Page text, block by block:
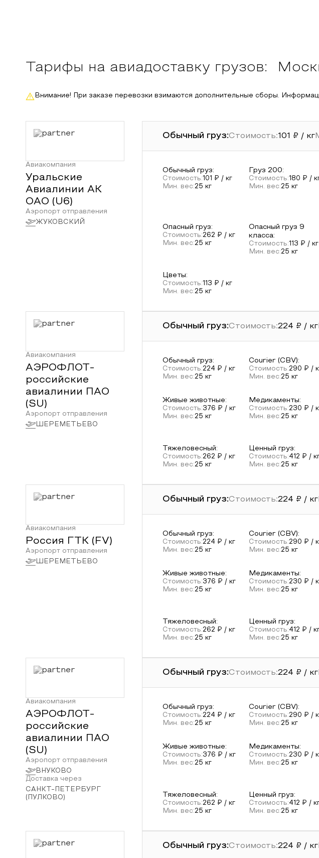
Тарифы на авиадоставку грузов:
Внимание! При заказе перевозки взимаются дополнительные сборы.
Авиакомпания
Уральские
Авиалинии АК
ОАО ( U6)
Аэропорт отправления
ЖУКОВСКИЙ
Обычный груз:Стоимость:101 ₽ / кг
Обычный груз:
Стоимость:101
₽ / кг
Мин. вес:25 кг
Груз 200:
Стоимость:180 ₽ /
Мин. вес:25 кг
Опасный груз:
Стоимость:262 ₽ / кг
Мин. вес:25 кг
Опасный груз 9
класса:
Стоимость:113 ₽ / кг
Мин. вес:25 кг
Цветы:
Стоимость:113 ₽ / кг
Мин. вес:25 кг
Авиакомпания
АЭРОФЛОТ-
российские
авиалинии ПАО
(SU)
Аэропорт отправления
ШЕРЕМЕТЬЕВО
Обычный груз:Стоимость:224 ₽ / кг
Обычный груз:
Стоимость:224 ₽ / кг
Мин. вес:25 кг
Courier (CBV):
Стоимость:290 ₽ /
Мин. вес:25 кг
Живые животные:
Стоимость:376 ₽ / кг
Мин. вес:25 кг
Медикаменты:
Стоимость:230 ₽ /
Мин. вес:25 кг
Тяжеловесный:
Стоимость:262 ₽ / кг
Мин. вес:25 кг
Ценный груз:
Стоимость:412 ₽ /
Мин. вес:25 кг
Авиакомпания
Россия ГТК ( FV)
Аэропорт отправления
ШЕРЕМЕТЬЕВО
Обычный груз:Стоимость:224 ₽ / кг
Обычный груз:
Стоимость:224 ₽ / кг
Мин. вес:25 кг
Courier (CBV):
Стоимость:290 ₽ /
Мин. вес:25 кг
Живые животные:
Стоимость:376 ₽ / кг
Мин. вес:25 кг
Медикаменты:
Стоимость:230 ₽ /
Мин. вес:25 кг
Тяжеловесный:
Стоимость:262 ₽ / кг
Мин. вес:25 кг
Ценный груз:
Стоимость:412 ₽ /
Мин. вес:25 кг
Авиакомпания
АЭРОФЛОТ-
российские
авиалинии ПАО
(SU)
Аэропорт отправления
ВНУКОВО
Доставка через
САНКТ-ПЕТЕРБУРГ
(ПУЛКОВО)
Обычный груз:Стоимость:224 ₽ / кг
Обычный груз:
Стоимость:224 ₽ / кг
Мин. вес:25 кг
Courier (CBV):
Стоимость:290 ₽ /
Мин. вес:25 кг
Живые животные:
Стоимость:376 ₽ / кг
Мин. вес:25 кг
Медикаменты:
Стоимость:230 ₽ /
Мин. вес:25 кг
Тяжеловесный:
Стоимость:262 ₽ / кг
Мин. вес:25 кг
Ценный груз:
Стоимость:412 ₽ /
Мин. вес:25 кг
Обычный груз:Стоимость:224 ₽ / кг